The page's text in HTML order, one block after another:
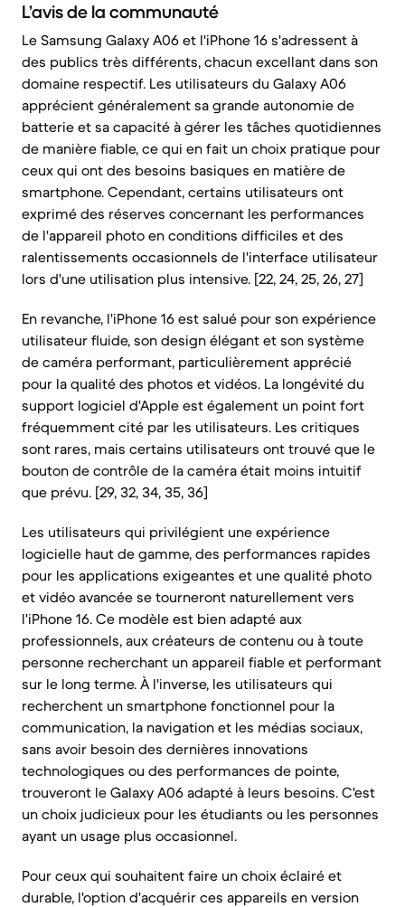
L’avis de la communauté
Le Samsung Galaxy A06 et l'iPhone 16 s'adressent à
des publics très différents, chacun excellant dans son
domaine respectif. Les utilisateurs du Galaxy A06
apprécient généralement sa grande autonomie de
batterie et sa capacité à gérer les tâches quotidiennes
de manière fiable, ce qui en fait un choix pratique pour
ceux qui ont des besoins basiques en matière de
smartphone. Cependant, certains utilisateurs ont
exprimé des réserves concernant les performances
de l'appareil photo en conditions difficiles et des
ralentissements occasionnels de l'interface utilisateur
lors d'une utilisation plus intensive. [22, 24, 25, 26, 27]
En revanche, l'iPhone 16 est salué pour son expérience
utilisateur fluide, son design élégant et son système
de caméra performant, particulièrement apprécié
pour la qualité des photos et vidéos. La longévité du
support logiciel d'Apple est également un point fort
fréquemment cité par les utilisateurs. Les critiques
sont rares, mais certains utilisateurs ont trouvé que le
bouton de contrôle de la caméra était moins intuitif
que prévu. [29, 32, 34, 35, 36]
Les utilisateurs qui privilégient une expérience
logicielle haut de gamme, des performances rapides
pour les applications exigeantes et une qualité photo
et vidéo avancée se tourneront naturellement vers
l'iPhone 16. Ce modèle est bien adapté aux
professionnels, aux créateurs de contenu ou à toute
personne recherchant un appareil fiable et performant
sur le long terme. À l'inverse, les utilisateurs qui
recherchent un smartphone fonctionnel pour la
communication, la navigation et les médias sociaux,
sans avoir besoin des dernières innovations
technologiques ou des performances de pointe,
trouveront le Galaxy A06 adapté à leurs besoins. C'est
un choix judicieux pour les étudiants ou les personnes
ayant un usage plus occasionnel.
Pour ceux qui souhaitent faire un choix éclairé et
durable, l'option d'acquérir ces appareils en version